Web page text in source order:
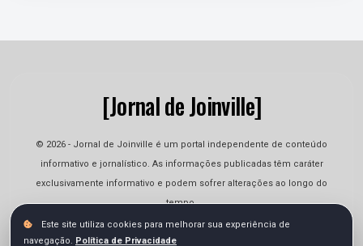
[Jornal de Joinville]
© 2026 - Jornal de Joinville é um portal independente de conteúdo
informativo e jornalístico. As informações publicadas têm caráter
exclusivamente informativo e podem sofrer alterações ao longo do
tempo.
Quem Somos Contato
Este site utiliza cookies para melhorar sua experiência de
navegação. Política de Privacidade